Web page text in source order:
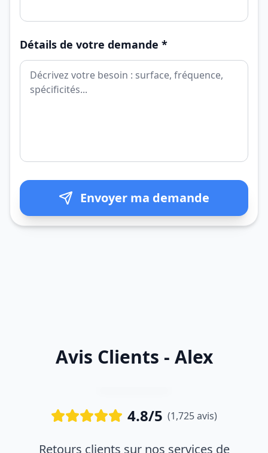
Détails de votre demande *
Envoyer ma demande
Avis Clients - Alex
4.8/5 (1,725 avis)
Retours clients sur nos services de